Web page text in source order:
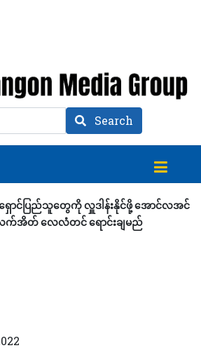
Search
ရှောင်ပြည်သူတွေကို လှူဒါန်းနိုင်ဖို့ အောင်လအင်
က်အိတ် လေလံတင် ရောင်းချမည်